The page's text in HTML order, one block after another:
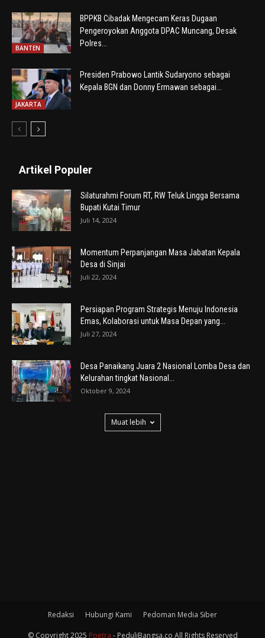
BANTEN
BPPKB Cibadak Mengecam Keras Dugaan
Pengeroyokan Anggota DPAC Muncang, Desak
Polres...
JAKARTA
Presiden Prabowo Lantik Sudaryono sebagai
Kepala BGN dan Donny Ermawan sebagai...
Artikel Populer
Silaturahmi Forum RT, RW Teluk Lingga Bersama
Bupati Kutai Timur
Juli 14, 2024
Momentum Perpanjangan Masa Jabatan Kepala
Desa di Sinjai
Juli 22, 2024
Persiapan Program Strategis Menuju Indonesia
Emas, Kolaborasi untuk Masa Depan yang...
Juli 27, 2024
Desa Panaikang Juara 2 Nasional Lomba Desa dan
Kelurahan tingkat Nasional...
Oktober 9, 2024
Muat lebih
Redaksi Hubungi Kami Pedoman Media Siber
© Copyright 2025 Poetra - PeduliBangsa.co All Rights Reserved